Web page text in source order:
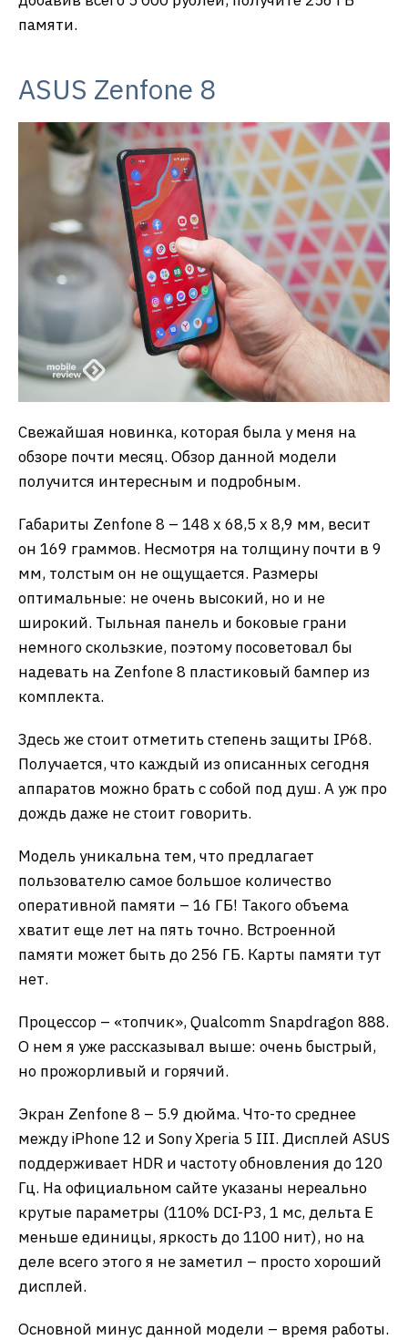
памяти.
ASUS Zenfone 8
Свежайшая новинка, которая была у меня на
обзоре почти месяц. Обзор данной модели
получится интересным и подробным.
Габариты Zenfone 8 – 148 x 68,5 x 8,9 мм, весит
он 169 граммов. Несмотря на толщину почти в 9
мм, толстым он не ощущается. Размеры
оптимальные: не очень высокий, но и не
широкий. Тыльная панель и боковые грани
немного скользкие, поэтому посоветовал бы
надевать на Zenfone 8 пластиковый бампер из
комплекта.
Здесь же стоит отметить степень защиты IP68.
Получается, что каждый из описанных сегодня
аппаратов можно брать с собой под душ. А уж про
дождь даже не стоит говорить.
Модель уникальна тем, что предлагает
пользователю самое большое количество
оперативной памяти – 16 ГБ! Такого объема
хватит еще лет на пять точно. Встроенной
памяти может быть до 256 ГБ. Карты памяти тут
нет.
Процессор – «топчик», Qualcomm Snapdragon 888.
О нем я уже рассказывал выше: очень быстрый,
но прожорливый и горячий.
Экран Zenfone 8 – 5.9 дюйма. Что-то среднее
между iPhone 12 и Sony Xperia 5 III. Дисплей ASUS
поддерживает HDR и частоту обновления до 120
Гц. На официальном сайте указаны нереально
крутые параметры (110% DCI-P3, 1 мс, дельта Е
меньше единицы, яркость до 1100 нит), но на
деле всего этого я не заметил – просто хороший
дисплей.
Основной минус данной модели – время работы.